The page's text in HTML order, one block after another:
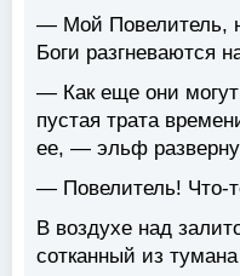
— Мой Повелитель,
Боги разгневаются
— Как еще они
пустая трата
ее, — эльф
— Повелитель! Что-
В воздухе над
сотканный из